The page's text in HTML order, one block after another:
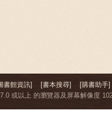
書館資訊] [書本搜尋]
[購書助手]
或以上 的瀏覽器及屏幕解像度